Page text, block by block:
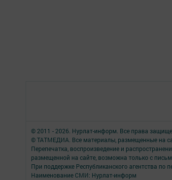
© 2011 - 2026. Нурлат-⁠информ. Все права
© ТАТМЕДИА. Все материалы, размещенные на
Перепечатка, воспроизведение и
размещенной на сайте, возможна только с
При поддержке Республиканского агентства по
Наименование СМИ: Нурлат-⁠информ